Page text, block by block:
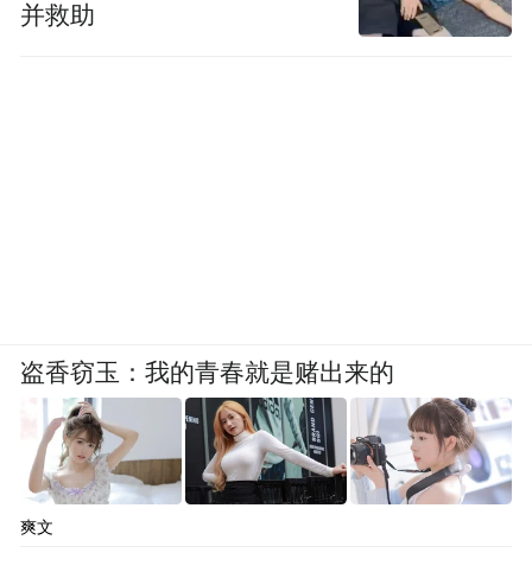
并救助
盗香窃玉：我的青春就是赌出来的
爽文